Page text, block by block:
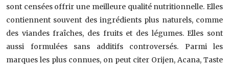
sont censées offrir une meilleure qualité nutritionnelle. Elles
contiennent souvent des ingrédients plus naturels, comme
des viandes fraîches, des fruits et des légumes. Elles sont
aussi formulées sans additifs controversés. Parmi les
marques les plus connues, on peut citer Orijen, Acana, Taste